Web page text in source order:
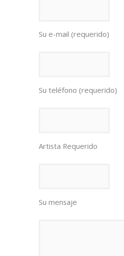
Su e-mail (requerido)
Su teléfono (requerido)
Artista Requerido
Su mensaje